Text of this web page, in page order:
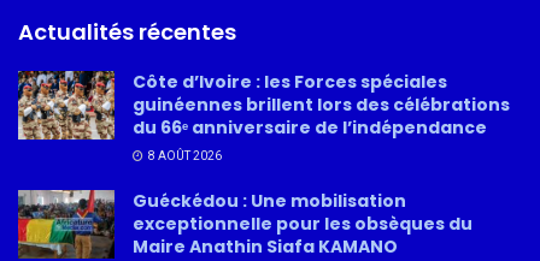
Actualités récentes
Côte d’Ivoire : les Forces spéciales
guinéennes brillent lors des célébrations
du 66ᵉ anniversaire de l’indépendance
8 AOÛT 2026
Guéckédou : Une mobilisation
exceptionnelle pour les obsèques du
Maire Anathin Siafa KAMANO